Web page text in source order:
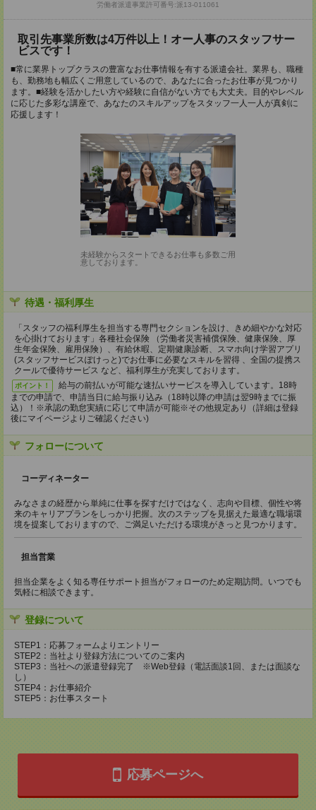
労働者派遣事業許可番号:派13-011061
取引先事業所数は4万件以上！オー人事のスタッフサー
ビスです！
■常に業界トップクラスの豊富なお仕事情報を有する派遣会社。業界も、職種
も、勤務地も幅広くご用意しているので、あなたに合ったお仕事が見つかり
ます。■経験を活かしたい方や経験に自信がない方でも大丈夫。目的やレベル
に応じた多彩な講座で、あなたのスキルアップをスタッフ一人一人が真剣に
応援します！
未経験からスタートできるお仕事も多数ご用
意しております。
待遇・福利厚生
「スタッフの福利厚生を担当する専門セクションを設け、きめ細やかな対応
を心掛けております」各種社会保険 （労働者災害補償保険、健康保険、厚
生年金保険、雇用保険）、有給休暇、定期健康診断、スマホ向け学習アプリ
(スタッフサービスぽけっと)でお仕事に必要なスキルを習得 、全国の提携ス
クールで優待サービス など、福利厚生が充実しております。
ポイント！
給与の前払いが可能な速払いサービスを導入しています。18時
までの申請で、申請当日に給与振り込み（18時以降の申請は翌9時までに振
込）！※承認の勤怠実績に応じて申請が可能※その他規定あり（詳細は登録
後にマイページよりご確認ください)
フォローについて
コーディネーター
みなさまの経歴から単純に仕事を探すだけではなく、志向や目標、個性や将
来のキャリアプランをしっかり把握。次のステップを見据えた最適な職場環
境を提案しておりますので、ご満足いただける環境がきっと見つかります。
担当営業
担当企業をよく知る専任サポート担当がフォローのため定期訪問。いつでも
気軽に相談できます。
登録について
STEP1：応募フォームよりエントリー
STEP2：当社より登録方法についてのご案内
STEP3：当社への派遣登録完了 ※Web登録（電話面談1回、または面談な
し）
STEP4：お仕事紹介
STEP5：お仕事スタート
応募ページへ